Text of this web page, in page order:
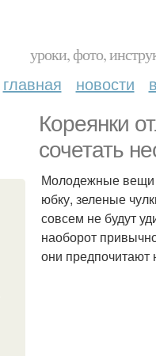
уроки, фото,
главная новости
Кореянки
сочетать
Молодежные вещи
юбку, зеленые
совсем не будут
наоборот
они предпочитают